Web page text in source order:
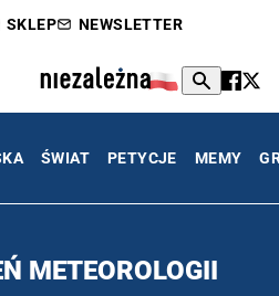
SKLEP NEWSLETTER
ŚWIAT PETYCJE MEMY
METEOROLOGII